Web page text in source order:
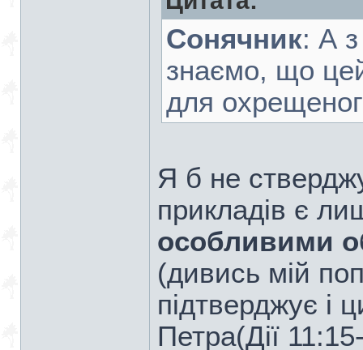
Сонячник: А
знаємо, що
для
Я б не
прикладів є
особливими
(дивись мій
підтверджує і
Петра(Дії